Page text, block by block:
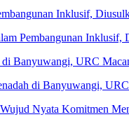
Pembangunan
di Banyuwangi,